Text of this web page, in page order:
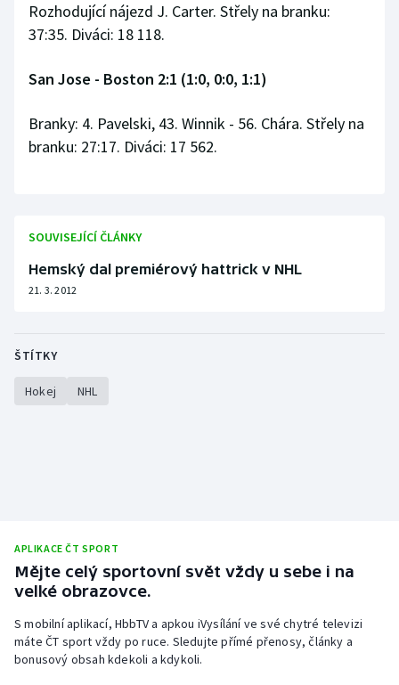
Rozhodující nájezd J. Carter. Střely na branku:
37:35. Diváci: 18 118.
San Jose - Boston 2:1 (1:0, 0:0, 1:1)
Branky: 4. Pavelski, 43. Winnik - 56. Chára. Střely na
branku: 27:17. Diváci: 17 562.
SOUVISEJÍCÍ ČLÁNKY
Hemský dal premiérový hattrick v NHL
21. 3. 2012
ŠTÍTKY
Hokej NHL
APLIKACE ČT SPORT
Mějte celý sportovní svět vždy u sebe i na
velké obrazovce.
S mobilní aplikací, HbbTV a apkou iVysílání ve své chytré televizi
máte ČT sport vždy po ruce. Sledujte přímé přenosy, články a
bonusový obsah kdekoli a kdykoli.